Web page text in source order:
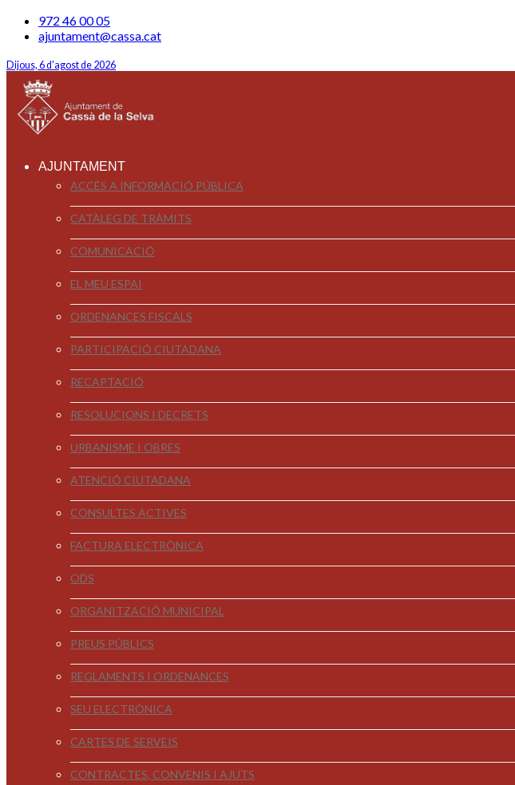
972 46 00 05
ajuntament@cassa.cat
Dijous, 6 d'agost de 2026
AJUNTAMENT
ACCÉS A INFORMACIÓ PÚBLICA
CATÀLEG DE TRÀMITS
COMUNICACIÓ
EL MEU ESPAI
ORDENANCES FISCALS
PARTICIPACIÓ CIUTADANA
RECAPTACIÓ
RESOLUCIONS I DECRETS
URBANISME I OBRES
ATENCIÓ CIUTADANA
CONSULTES ACTIVES
FACTURA ELECTRÒNICA
ODS
ORGANITZACIÓ MUNICIPAL
PREUS PÚBLICS
REGLAMENTS I ORDENANCES
SEU ELECTRÒNICA
CARTES DE SERVEIS
CONTRACTES, CONVENIS I AJUTS